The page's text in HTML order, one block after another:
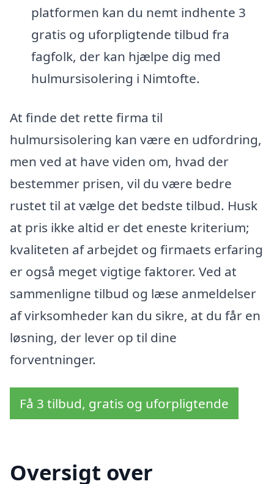
platformen kan du nemt indhente 3
gratis og uforpligtende tilbud fra
fagfolk, der kan hjælpe dig med
hulmursisolering i Nimtofte.
At finde det rette firma til
hulmursisolering kan være en udfordring,
men ved at have viden om, hvad der
bestemmer prisen, vil du være bedre
rustet til at vælge det bedste tilbud. Husk
at pris ikke altid er det eneste kriterium;
kvaliteten af arbejdet og firmaets erfaring
er også meget vigtige faktorer. Ved at
sammenligne tilbud og læse anmeldelser
af virksomheder kan du sikre, at du får en
løsning, der lever op til dine
forventninger.
Få 3 tilbud, gratis og uforpligtende
Oversigt over